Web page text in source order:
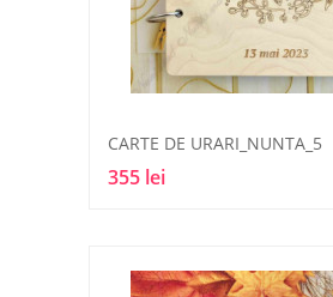
CARTE DE URARI_NUNTA_5
355 lei